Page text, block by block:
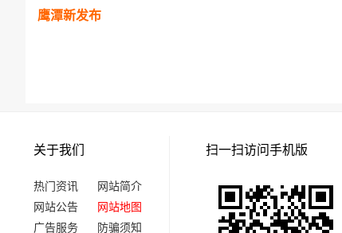
鹰潭新发布
关于我们
热门资讯
网站简介
网站公告
网站地图
广告服务
防骗须知
扫一扫访问手机版